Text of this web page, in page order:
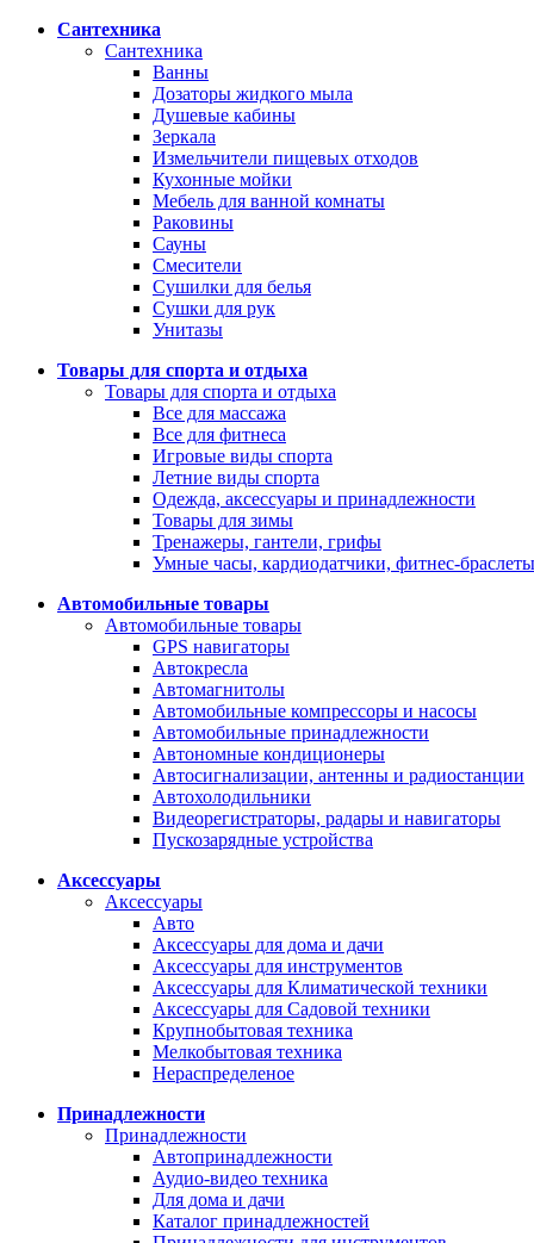
Сантехника
Сантехника
Ванны
Дозаторы жидкого мыла
Душевые кабины
Зеркала
Измельчители пищевых отходов
Кухонные мойки
Мебель для ванной комнаты
Раковины
Сауны
Смесители
Сушилки для белья
Сушки для рук
Унитазы
Товары для спорта и отдыха
Товары для спорта и отдыха
Все для массажа
Все для фитнеса
Игровые виды спорта
Летние виды спорта
Одежда, аксессуары и принадлежности
Товары для зимы
Тренажеры, гантели, грифы
Умные часы, кардиодатчики, фитнес-браслеты
Автомобильные товары
Автомобильные товары
GPS навигаторы
Автокресла
Автомагнитолы
Автомобильные компрессоры и насосы
Автомобильные принадлежности
Автономные кондиционеры
Автосигнализации, антенны и радиостанции
Автохолодильники
Видеорегистраторы, радары и навигаторы
Пускозарядные устройства
Аксессуары
Аксессуары
Авто
Аксессуары для дома и дачи
Аксессуары для инструментов
Аксессуары для Климатической техники
Аксессуары для Садовой техники
Крупнобытовая техника
Мелкобытовая техника
Нераспределеное
Принадлежности
Принадлежности
Автопринадлежности
Аудио-видео техника
Для дома и дачи
Каталог принадлежностей